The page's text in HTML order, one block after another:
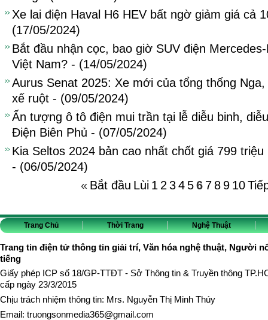
Xe lai điện Haval H6 HEV bất ngờ giảm giá cả
(17/05/2024)
Bắt đầu nhận cọc, bao giờ SUV điện
Việt Nam? - (14/05/2024)
Aurus Senat 2025: Xe mới của tổng thống
xế ruột - (09/05/2024)
Ấn tượng ô tô điện mui trần tại lễ diễu binh,
Điện Biên Phủ - (07/05/2024)
Kia Seltos 2024 bản cao nhất chốt giá 799
- (06/05/2024)
« Bắt đầu Lùi 1 2 34 56 7 8 9 10
Trang Chủ Thời Trang Nghệ Thuật
Trang tin điện tử thông tin giải trí, Văn hóa nghệ thuật, Người
tiếng
Giấy phép ICP số 18/GP-TTĐT - Sở Thông tin & Truyền thông
cấp ngày 23/3/2015
Chịu trách nhiệm thông tin: Mrs. Nguyễn Thị Minh Thúy
Email: truongsonmedia365@gmail.com